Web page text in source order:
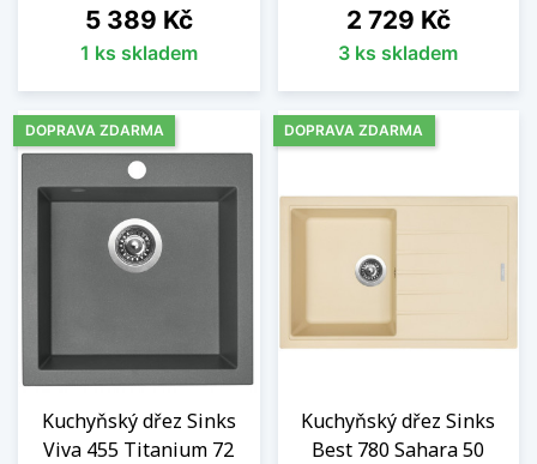
Cena
5 389 Kč
1 ks skladem
Cena
2 729 Kč
3 ks skladem
Kuchyňský dřez Sinks
Viva 455 Titanium 72
DOPRAVA ZDARMA
Kuchyňský dřez Sinks
Best 780 Sahara 50
DOPRAVA ZDARMA